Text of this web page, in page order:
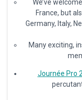
We’ve
France, but
Germany, Italy,
Many exciting,
Journée Pro